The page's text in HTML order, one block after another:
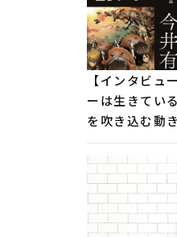
【インタビュ
ーは生きてい
を吹き込む動